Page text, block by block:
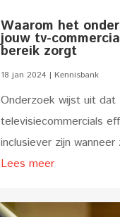
Waarom het
jouw tv-
bereik zorgt
18 jan 2024 | Kennisbank
Onderzoek wijst uit dat
televisiecommercials
inclusiever zijn wanneer
Lees meer